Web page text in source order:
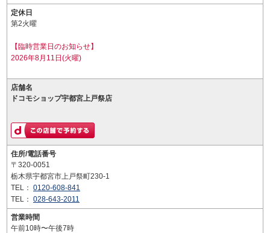
定休日
第2火曜
【臨時営業日のお知らせ】
2026年8月11日(火曜)
店舗名
ドコモショップ宇都宮上戸祭店
住所/電話番号
〒320-0051
栃木県宇都宮市上戸祭町230-1
TEL： 0120-608-841
TEL： 028-643-2011
営業時間
午前10時〜午後7時